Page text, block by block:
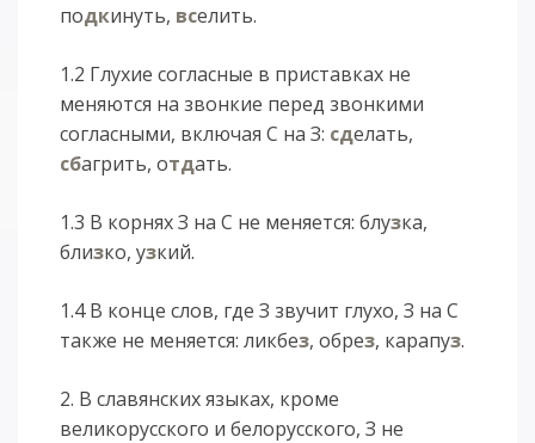
подкинуть, вселить.
1.2 Глухие согласные в приставках не
меняются на звонкие перед звонкими
согласными, включая С на З: сделать,
сбагрить, отдать.
1.3 В корнях З на С не меняется: блузка,
близко, узкий.
1.4 В конце слов, где З звучит глухо, З на С
также не меняется: ликбез, обрез, карапуз.
2. В славянских языках, кроме
великорусского и белорусского, З не